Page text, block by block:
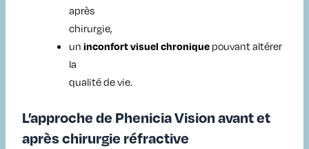
après
chirurgie,
uninconfort visuel chronique pouvant altérer
la
qualité de vie.
L’approche de Phenicia Vision avant et
après chirurgie réfractive